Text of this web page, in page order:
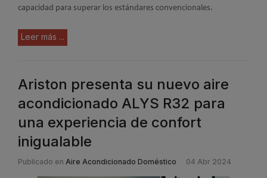
capacidad para superar los estándares convencionales.
Leer más ...
Ariston presenta su nuevo aire
acondicionado ALYS R32 para
una experiencia de confort
inigualable
Publicado en Aire Acondicionado Doméstico 04 Abr 2024